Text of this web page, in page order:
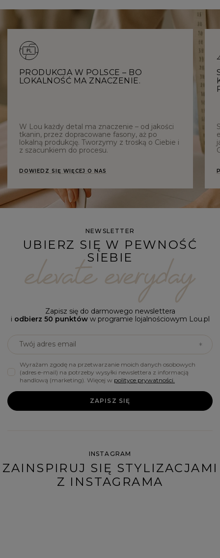
PRODUKCJA W POLSCE – BO
LOKALNOŚĆ MA ZNACZENIE.
W Lou każdy detal ma znaczenie – od jakości
tkanin, przez dopracowane fasony, aż po
lokalną produkcję. Tworzymy z troską o Ciebie i
z szacunkiem do procesu.
DOWIEDZ SIĘ WIĘCEJ O NAS
NEWSLETTER
UBIERZ SIĘ W PEWNOŚĆ
SIEBIE
Zapisz się do darmowego newslettera
i odbierz 50 punktóww programie lojalnościowym Lou.pl
Twój adres email
Wyrażam zgodę na przetwarzanie moich danych osobowych
(adres e-mail) na potrzeby wysyłki newslettera z informacją
handlową (marketing). Więcej w polityce prywatności.
ZAPISZ SIĘ
INSTAGRAM
ZAINSPIRUJ SIĘ STYLIZACJAMI
Z INSTAGRAMA